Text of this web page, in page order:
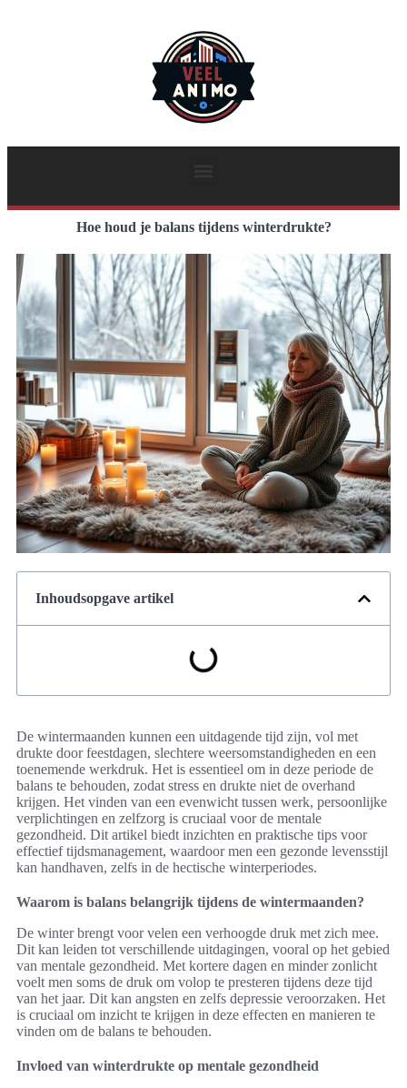
Hoe houd je balans tijdens winterdrukte?
Inhoudsopgave artikel
De wintermaanden kunnen een uitdagende tijd zijn, vol met
drukte door feestdagen, slechtere weersomstandigheden en een
toenemende werkdruk. Het is essentieel om in deze periode de
balans te behouden, zodat stress en drukte niet de overhand
krijgen. Het vinden van een evenwicht tussen werk, persoonlijke
verplichtingen en zelfzorg is cruciaal voor de mentale
gezondheid. Dit artikel biedt inzichten en praktische tips voor
effectief tijdsmanagement, waardoor men een gezonde levensstijl
kan handhaven, zelfs in de hectische winterperiodes.
Waarom is balans belangrijk tijdens de wintermaanden?
De winter brengt voor velen een verhoogde druk met zich mee.
Dit kan leiden tot verschillende uitdagingen, vooral op het gebied
van mentale gezondheid. Met kortere dagen en minder zonlicht
voelt men soms de druk om volop te presteren tijdens deze tijd
van het jaar. Dit kan angsten en zelfs depressie veroorzaken. Het
is cruciaal om inzicht te krijgen in deze effecten en manieren te
vinden om de balans te behouden.
Invloed van winterdrukte op mentale gezondheid